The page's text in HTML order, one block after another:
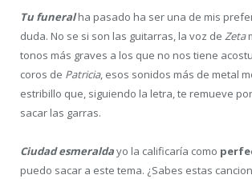
Tu funeralha pasado ha ser una de mis
duda. No se si son las guitarras, la voz de Zeta
tonos más graves a los que no nos tiene
coros de Patricia, esos sonidos más de metal
estribillo que, siguiendo la letra, te remueve
sacar las garras.
Ciudad esmeraldayo la calificaría como
puedo sacar a este tema. ¿Sabes estas